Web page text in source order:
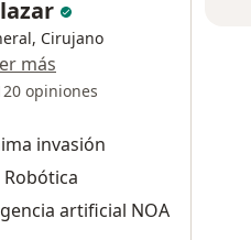
Cirujano
más
opiniones
invasión
artificial NOA